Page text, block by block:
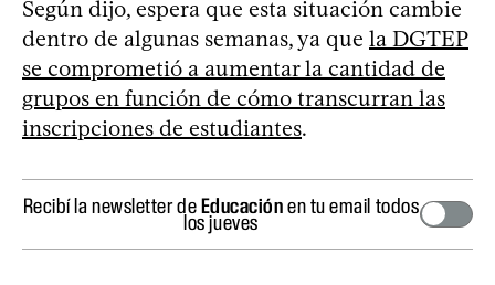
Según dijo, espera que esta situación cambie
dentro de algunas semanas, ya que la DGTEP
se comprometió a aumentar la cantidad de
grupos en función de cómo transcurran las
inscripciones de estudiantes.
Recibí la newsletter deEducaciónen tu email todos
los jueves